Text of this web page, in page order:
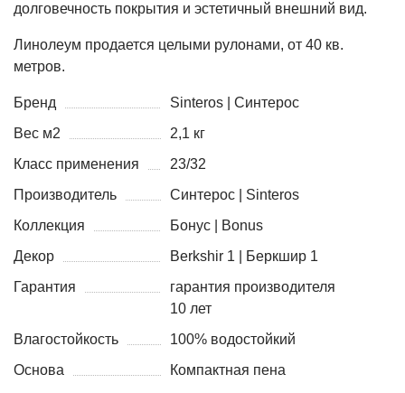
долговечность покрытия и эстетичный внешний вид.
Линолеум продается целыми рулонами, от 40 кв.
метров.
Бренд
Sinteros | Синтерос
Вес м2
2,1 кг
Класс применения
23/32
Производитель
Синтерос | Sinteros
Коллекция
Бонус | Bonus
Декор
Berkshir 1 | Беркшир 1
Гарантия
гарантия производителя
10 лет
Влагостойкость
100% водостойкий
Основа
Компактная пена